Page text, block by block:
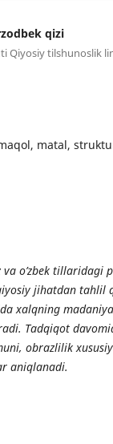
qizi
Qiyosiy tilshunoslik
matal,
o’zbek tillaridagi
jihatdan
xalqning
Tadqiqot
obrazlilik
aniqlanadi.